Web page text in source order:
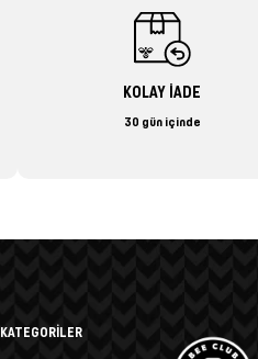
KOLAY İADE
30 gün içinde
KATEGORİLER